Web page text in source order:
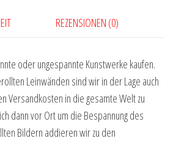
REZENSIONEN (0)
oder ungespannte Kunstwerke kaufen.
Leinwänden sind wir in der Lage auch
Versandkosten in die gesamte Welt zu
dann vor Ort um die Bespannung des
Bildern addieren wir zu den